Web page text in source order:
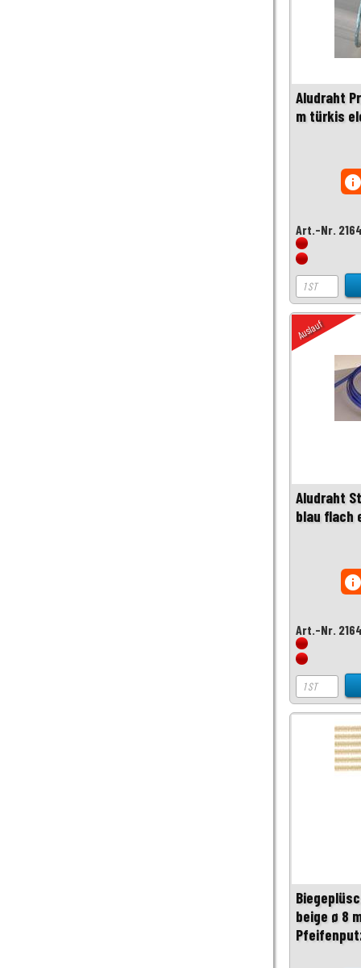
Aludraht
m türkis
Art.-Nr.
Auslauf
Aludraht
blau flach
Art.-Nr.
beige ø 8